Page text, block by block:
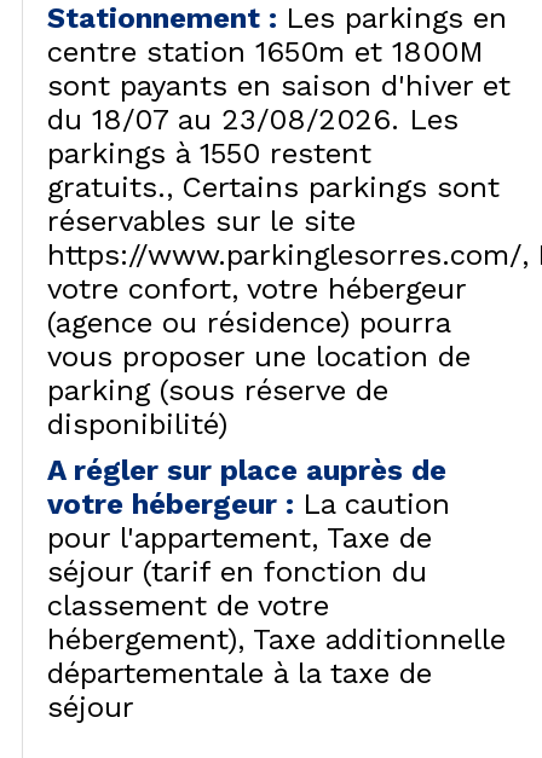
Stationnement : Les parkings en
centre station 1650m et 1800M
sont payants en saison d'hiver et
du 18/07 au 23/08/2026. Les
parkings à 1550 restent
gratuits.
Certains parkings sont
réservables sur le site
https://www.parkinglesorres.com/
votre confort, votre hébergeur
(agence ou résidence) pourra
vous proposer une location de
parking (sous réserve de
disponibilité)
A régler sur place auprès de
votre hébergeur : La caution
pour l'appartement Taxe de
séjour (tarif en fonction du
classement de votre
hébergement) Taxe additionnelle
départementale à la taxe de
séjour